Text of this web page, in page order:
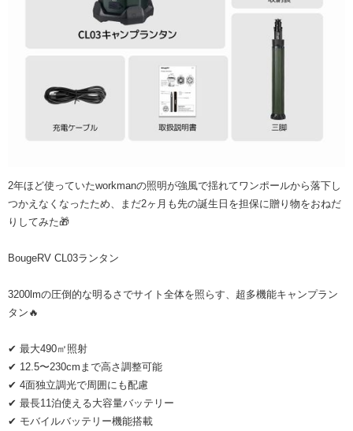
2年ほど使っていたworkmanの照明が強風で揺れてワンポールから落下し
つかえなくなったため、まだ2ヶ月も先の誕生日を担保に贈り物をおねだ
りしてみた🎁
BougeRV CL03ランタン
3200lmの圧倒的な明るさでサイト全体を照らす、超多機能キャンプラン
タン🔥
✔ 最大490㎡照射
✔ 12.5〜230cmまで高さ調整可能
✔ 4面独立調光で周囲にも配慮
✔ 最長11泊使える大容量バッテリー
✔ モバイルバッテリー機能搭載